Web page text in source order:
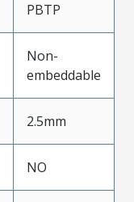
PBTP
Non-
embeddable
2.5mm
NO